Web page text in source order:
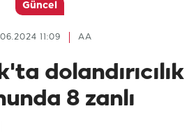
Güncel
AA
11:09
dolandırıcılık
8 zanlı